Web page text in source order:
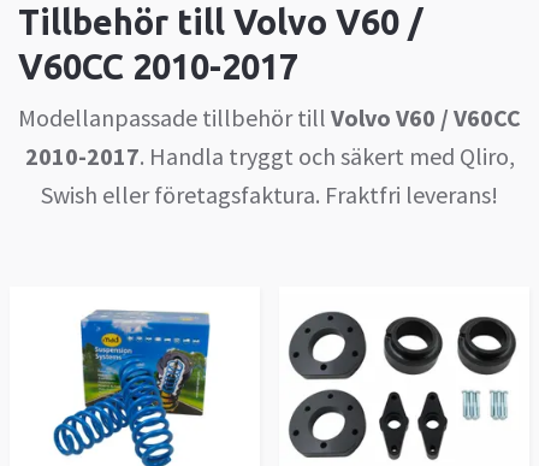
Tillbehör till Volvo V60 /
V60CC 2010-2017
Modellanpassade tillbehör till Volvo V60 / V60CC
2010-2017. Handla tryggt och säkert med Qliro,
Swish eller företagsfaktura. Fraktfri leverans!